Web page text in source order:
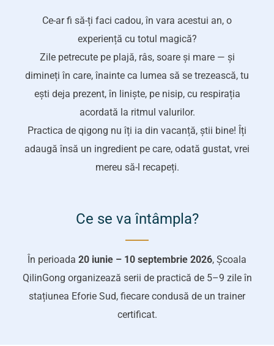
Ce-ar fi să-ți faci cadou, în vara acestui an, o
experiență cu totul magică?
Zile petrecute pe plajă, râs, soare și mare — și
dimineți în care, înainte ca lumea să se trezească, tu
ești deja prezent, în liniște, pe nisip, cu respirația
acordată la ritmul valurilor.
Practica de qigong nu îți ia din vacanță, știi bine! Îți
adaugă însă un ingredient pe care, odată gustat, vrei
mereu să-l recapeți.
Ce se va întâmpla?
În perioada 20 iunie – 10 septembrie 2026, Școala
QilinGong organizează serii de practică de 5–9 zile în
stațiunea Eforie Sud, fiecare condusă de un trainer
certificat.